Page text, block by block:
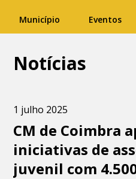
Município Eventos
Notícias
1 julho 2025
CM de Coimbra
iniciativas de
juvenil com